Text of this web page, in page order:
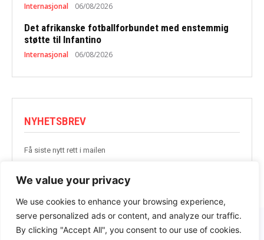
We value your privacy
We use cookies to enhance your browsing experience,
serve personalized ads or content, and analyze our traffic.
By clicking "Accept All", you consent to our use of cookies.
Internasjonal 06/08/2026
Det afrikanske fotballforbundet med enstemmig
støtte til Infantino
Internasjonal 06/08/2026
NYHETSBREV
Få siste nytt rett i mailen